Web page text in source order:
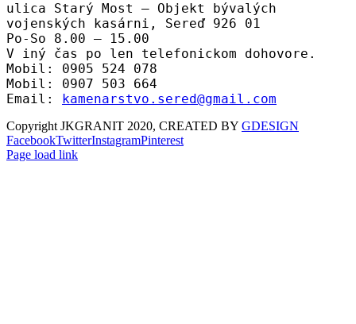
ulica Starý Most – Objekt bývalých
vojenských kasárni, Sereď 926 01
Po-So 8.00 – 15.00
V iný čas po len telefonickom dohovore.
Mobil: 0905 524 078
Mobil: 0907 503 664
Email: kamenarstvo.sered@gmail.com
Copyright JKGRANIT 2020, CREATED BY GDESIGN
FacebookTwitterInstagramPinterest
Page load link